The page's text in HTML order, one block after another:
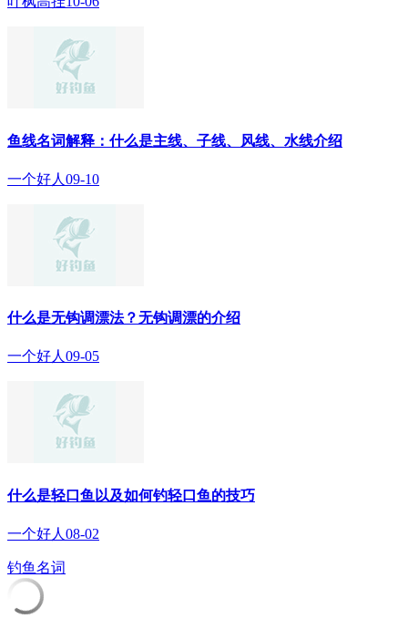
鱼线名词解释：什么是主线、子线、风线、水线介绍
一个好人 09-10
什么是无钩调漂法？无钩调漂的介绍
一个好人 09-05
什么是轻口鱼以及如何钓轻口鱼的技巧
一个好人 08-02
钓鱼名词